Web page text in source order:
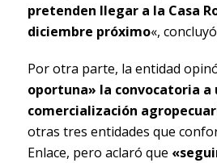
pretenden llegar a la Casa
diciembre próximo«,
Por otra parte, la entidad
oportuna» la convocatoria a
comercialización
otras tres entidades que
Enlace, pero aclaró que